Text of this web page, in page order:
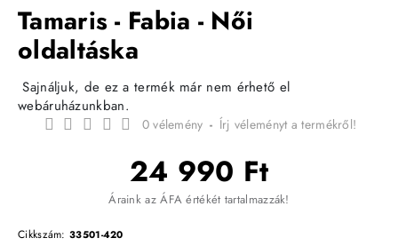
Tamaris - Fabia - Női
oldaltáska
Sajnáljuk, de ez a termék már nem érhető el
webáruházunkban.
0 vélemény - Írj véleményt a termékről!
24 990 Ft
Áraink az ÁFA értékét tartalmazzák!
Cikkszám: 33501-420